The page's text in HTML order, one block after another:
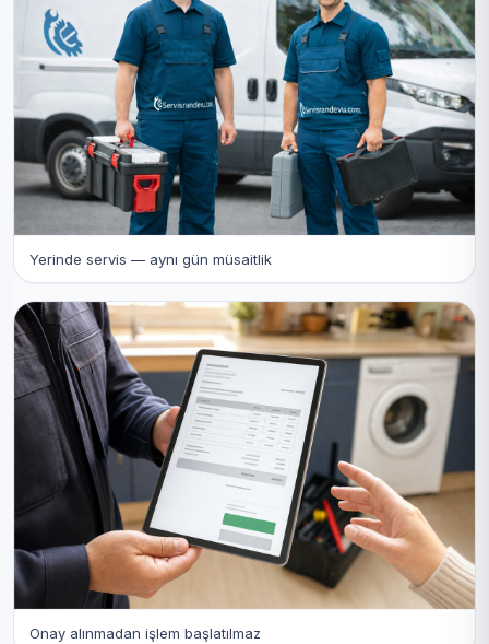
Yerinde servis — aynı gün müsaitlik
Onay alınmadan işlem başlatılmaz